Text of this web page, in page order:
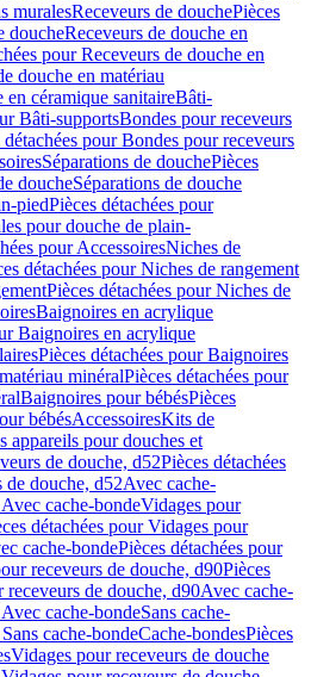
muralesReceveurs de douchePièces
doucheReceveurs de douche en
pour Receveurs de douche en
douche en matériau
en céramique sanitaireBâti-
Bâti-supportsBondes pour receveurs
détachées pour Bondes pour receveurs
Séparations de douchePièces
doucheSéparations de douche
piedPièces détachées pour
pour douche de plain-
pour AccessoiresNiches de
détachées pour Niches de rangement
Pièces détachées pour Niches de
Baignoires en acrylique
Baignoires en acrylique
Pièces détachées pour Baignoires
minéralPièces détachées pour
Baignoires pour bébésPièces
bébésAccessoiresKits de
appareils pour douches et
de douche, d52Pièces détachées
de douche, d52Avec cache-
cache-bondeVidages pour
détachées pour Vidages pour
cache-bondePièces détachées pour
receveurs de douche, d90Pièces
receveurs de douche, d90Avec cache-
cache-bondeSans cache-
cache-bondeCache-bondesPièces
Vidages pour receveurs de douche